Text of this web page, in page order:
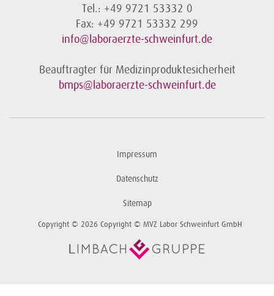
Tel.: +49 9721 53332 0
Fax: +49 9721 53332 299
info@laboraerzte-schweinfurt.de
Beauftragter für Medizinproduktesicherheit
bmps@laboraerzte-schweinfurt.de
Impressum
Datenschutz
Sitemap
Copyright © 2026 Copyright © MVZ Labor Schweinfurt GmbH